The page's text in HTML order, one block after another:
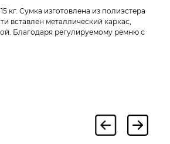
кг. Сумка изготовлена из полиэстера
вставлен металлический каркас,
Благодаря регулируемому ремню с